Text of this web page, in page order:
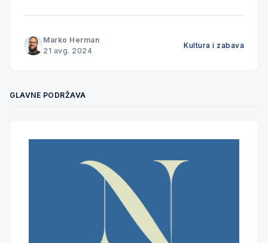
Marko Herman
21 avg. 2024
Kultura i zabava
GLAVNE PODRŽAVA